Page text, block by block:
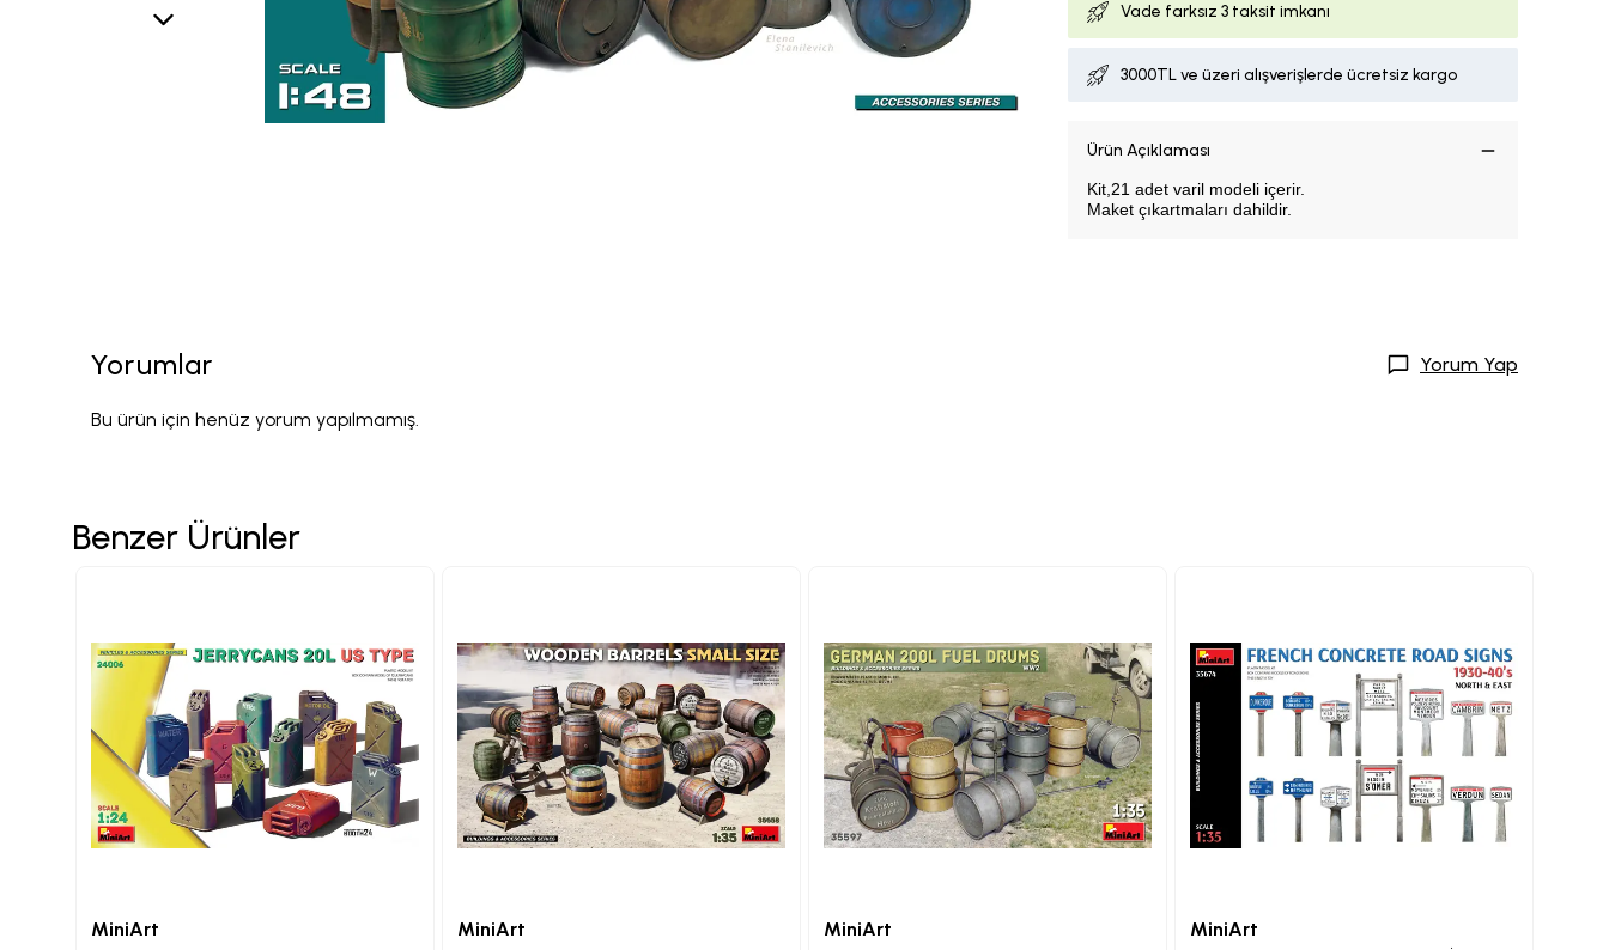
Vade farksız 3 taksit imkanı
3000TL ve üzeri alışverişlerde ücretsiz kargo
Ürün Açıklaması
Kit,21 adet varil modeli içerir.
Maket çıkartmaları dahildir.
Yorumlar Yorum Yap
Bu ürün için henüz yorum yapılmamış.
Benzer Ürünler
MiniArt MiniArt MiniArt MiniArt